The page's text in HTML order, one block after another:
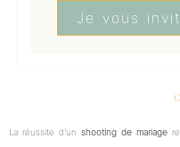
Je vous
La réussite d’un shooting de mariage